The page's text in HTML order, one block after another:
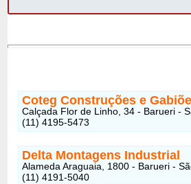
Coteg Construções e
Calçada Flor de Linho, 34 - Barueri -
(11) 4195-5473
Delta Montagens Industrial
Alameda Araguaia, 1800 - Barueri -
(11) 4191-5040